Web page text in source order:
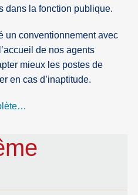
dans la fonction publique.
un conventionnement avec
de nos agents
mieux les postes de
en cas d’inaptitude.